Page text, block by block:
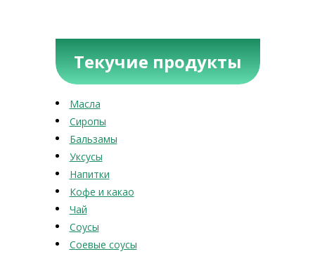
Текучие продукты
Масла
Сиропы
Бальзамы
Уксусы
Напитки
Кофе и какао
Чай
Соусы
Соевые соусы